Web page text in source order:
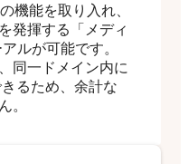
機能を取り入れ、
発揮する「メディ
ルが可能です。
同一ドメイン内に
きるため、余計な
。